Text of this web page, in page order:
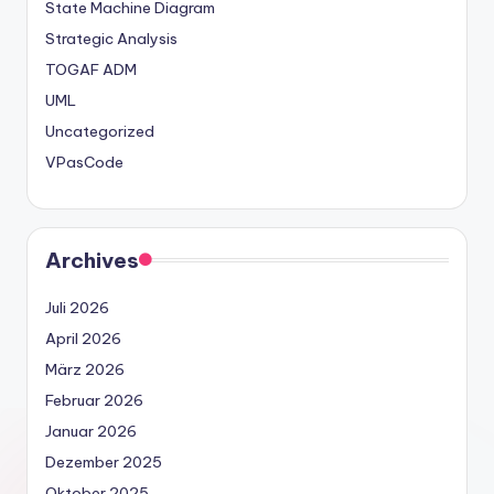
State Machine Diagram
Strategic Analysis
TOGAF ADM
UML
Uncategorized
VPasCode
Archives
Juli 2026
April 2026
März 2026
Februar 2026
Januar 2026
Dezember 2025